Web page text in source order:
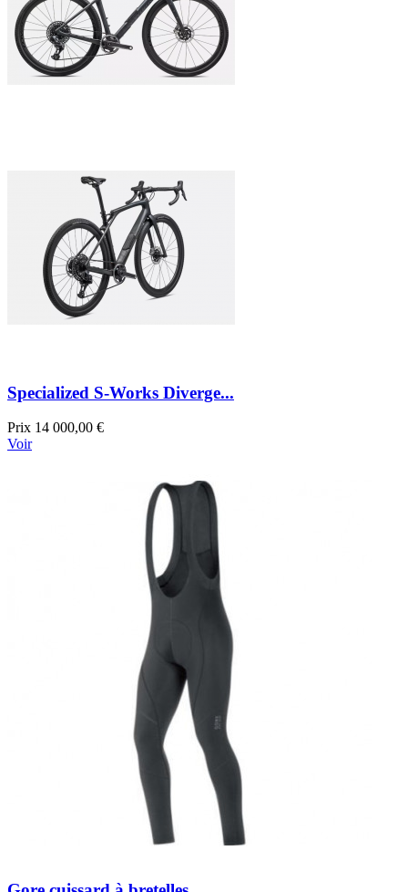
Specialized S-Works Diverge...
Prix 14 000,00 €
Voir